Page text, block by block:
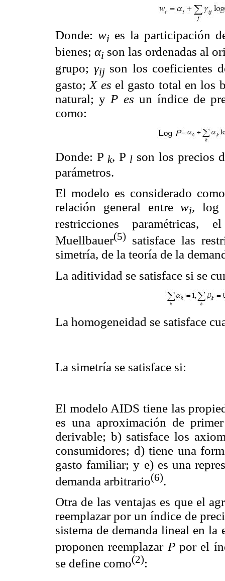
Donde: wi es la participación
bienes;αi son las ordenadas al
grupo; γijson los coeficientes
gasto; X es el gasto total en los
natural; y P es un índice de
como:
Donde: P k, P l son los precios
parámetros.
El modelo es considerado
relación general entrewi,
restricciones
Muellbauer(5)
satisface las
simetría, de la teoría de la
La aditividad se satisface si se
La homogeneidad se satisface
La simetría se satisface si:
El modelo AIDS tiene las
es una aproximación de
derivable; b) satisface los
consumidores; d) tiene una
gasto familiar; y e) es una
demanda arbitrario(6).
Otra de las ventajas es que el
reemplazar por un índice de
sistema de demanda lineal en
proponen reemplazar Ppor el
se define como(2):